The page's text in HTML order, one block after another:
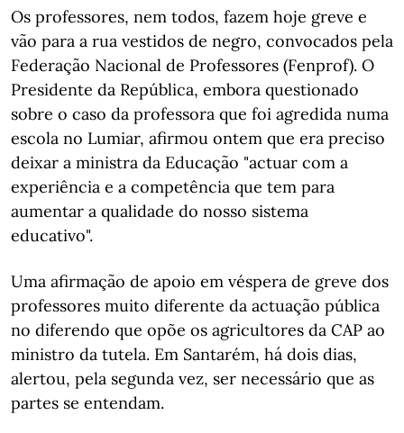
Os professores, nem todos, fazem hoje greve e
vão para a rua vestidos de negro, convocados pela
Federação Nacional de Professores (Fenprof). O
Presidente da República, embora questionado
sobre o caso da professora que foi agredida numa
escola no Lumiar, afirmou ontem que era preciso
deixar a ministra da Educação "actuar com a
experiência e a competência que tem para
aumentar a qualidade do nosso sistema
educativo".
Uma afirmação de apoio em véspera de greve dos
professores muito diferente da actuação pública
no diferendo que opõe os agricultores da CAP ao
ministro da tutela. Em Santarém, há dois dias,
alertou, pela segunda vez, ser necessário que as
partes se entendam.